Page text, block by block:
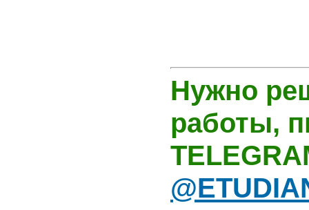
Нужно
работы,